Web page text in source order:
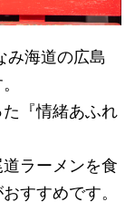
み海道の広島
『情緒あふれ
ラーメンを食
すすめです。